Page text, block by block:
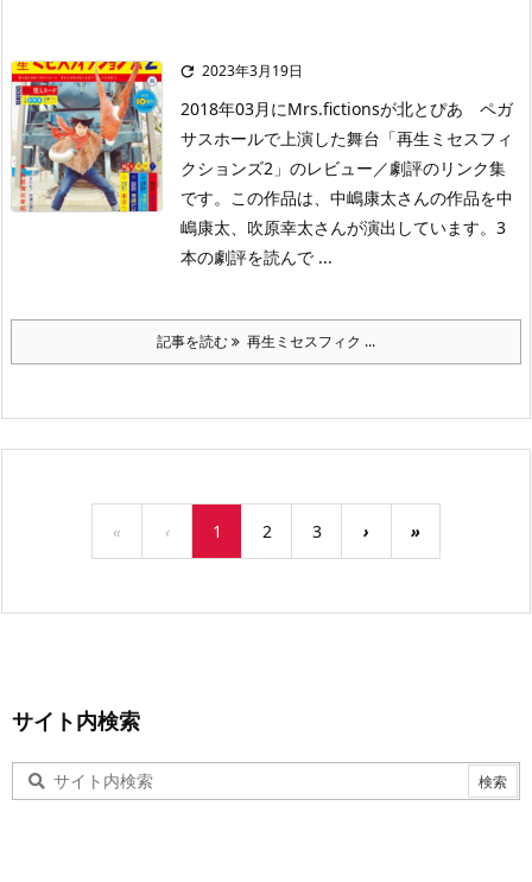
 2023年3月19日
2018年03月にMrs.fictionsが北とぴあ ペガ
サスホールで上演した舞台「再生ミセスフィ
クションズ2」のレビュー／劇評のリンク集
です。この作品は、中嶋康太さんの作品を中
嶋康太、吹原幸太さんが演出しています。3
本の劇評を読んで ...
記事を読む 再生ミセスフィク ...
« ‹ 1 2 3 › »
サイト内検索